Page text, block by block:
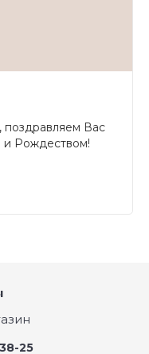
поздравляем Вас
Рождеством!
25